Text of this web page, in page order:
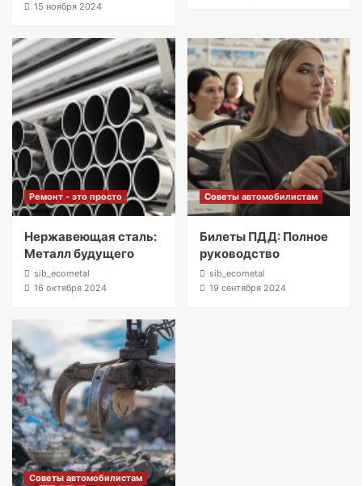
15 ноября 2024
Ремонт - это просто
Нержавеющая сталь:
Металл будущего
sib_ecometal
16 октября 2024
Советы автомобилистам
Билеты ПДД: Полное
руководство
sib_ecometal
19 сентября 2024
Советы автомобилистам